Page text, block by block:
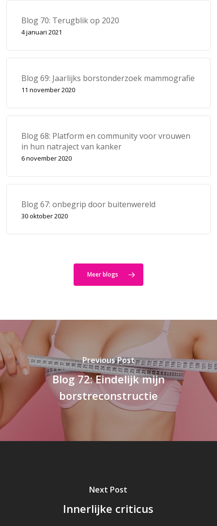
Blog 70: Terugblik op 2020
4 januari 2021
Blog 69: Jaarlijks borstonderzoek mammografie
11 november 2020
Blog 68: Platform en community voor vrouwen
in hun natraject van kanker
6 november 2020
Blog 67: onbegrip door buitenwereld
30 oktober 2020
Meer blogs
Previous Post
Blog 72: Eindelijk mijn
borstreconstructie
Next Post
Innerlijke criticus